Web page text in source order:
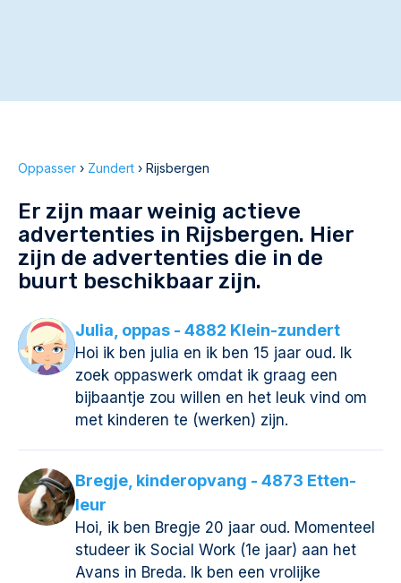
Oppasser › Zundert › Rijsbergen
Er zijn maar weinig actieve
advertenties in Rijsbergen. Hier
zijn de advertenties die in de
buurt beschikbaar zijn.
Julia, oppas - 4882 Klein-zundert
Hoi ik ben julia en ik ben 15 jaar oud. Ik
zoek oppaswerk omdat ik graag een
bijbaantje zou willen en het leuk vind om
met kinderen te (werken) zijn.
Bregje, kinderopvang - 4873 Etten-
leur
Hoi, ik ben Bregje 20 jaar oud. Momenteel
studeer ik Social Work (1e jaar) aan het
Avans in Breda. Ik ben een vrolijke